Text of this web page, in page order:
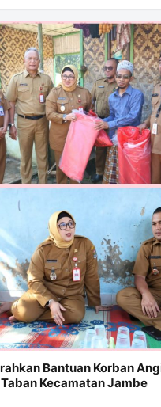
Bantuan Korban
Kecamatan Jambe